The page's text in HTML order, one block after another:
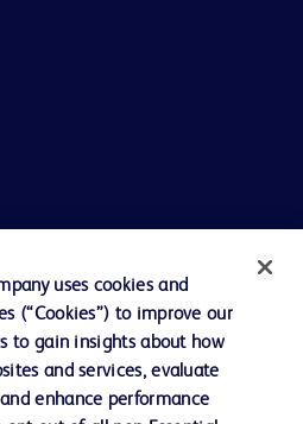
uses cookies and
(“Cookies”) to improve our
to gain insights about how
and services, evaluate
enhance performance